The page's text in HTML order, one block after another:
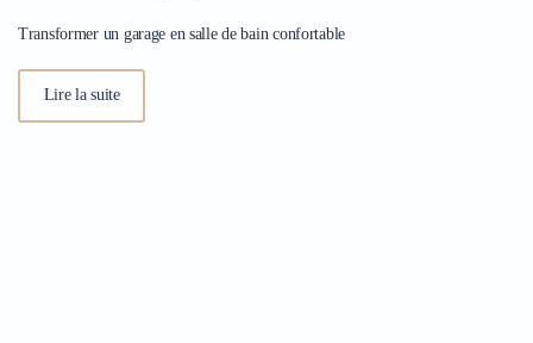
Transformer un garage en salle de bain confortable
Lire la suite